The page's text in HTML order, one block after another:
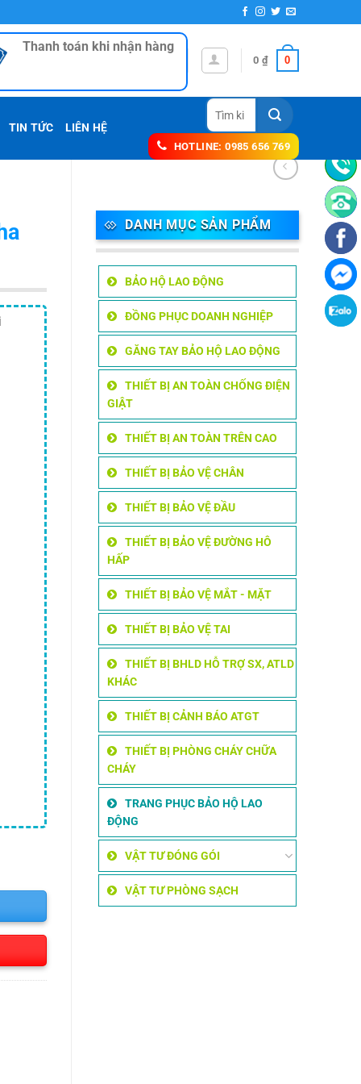
Thanh toán khi nhận hàng
0 ₫ 0
TIN TỨC LIÊN HỆ
Tìm
kiếm:
HOTLINE: 0985 656 769
DANH MỤC SẢN PHẨM
BẢO HỘ LAO ĐỘNG
ĐỒNG PHỤC DOANH NGHIỆP
GĂNG TAY BẢO HỘ LAO ĐỘNG
THIẾT BỊ AN TOÀN CHỐNG ĐIỆN
GIẬT
THIẾT BỊ AN TOÀN TRÊN CAO
THIẾT BỊ BẢO VỆ CHÂN
THIẾT BỊ BẢO VỆ ĐẦU
THIẾT BỊ BẢO VỆ ĐƯỜNG HÔ
HẤP
THIẾT BỊ BẢO VỆ MẮT - MẶT
THIẾT BỊ BẢO VỆ TAI
THIẾT BỊ BHLD HỖ TRỢ SX, ATLD
KHÁC
THIẾT BỊ CẢNH BÁO ATGT
THIẾT BỊ PHÒNG CHÁY CHỮA
CHÁY
TRANG PHỤC BẢO HỘ LAO
ĐỘNG
VẬT TƯ ĐÓNG GÓI
VẬT TƯ PHÒNG SẠCH